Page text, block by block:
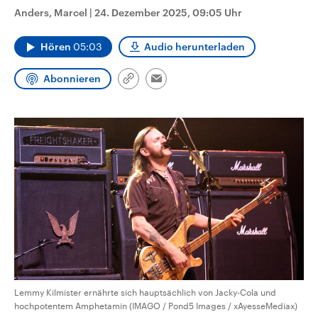
mit großem Einfluss auf das
aktuelle Weltgeschehen.
Israel möchte die Hamas
Diese wird wie die
Sendungen Programm Podcasts
Audio-Archiv
Anders, Marcel | 24. Dezember 2025, 09:05 Uhr
Hören 05:03 Audio herunterladen
Abonnieren
Link
Email
Lemmy Kilmister ernährte sich hauptsächlich von Jacky-Cola und
hochpotentem Amphetamin (IMAGO / Pond5 Images / xAyesseMediax)